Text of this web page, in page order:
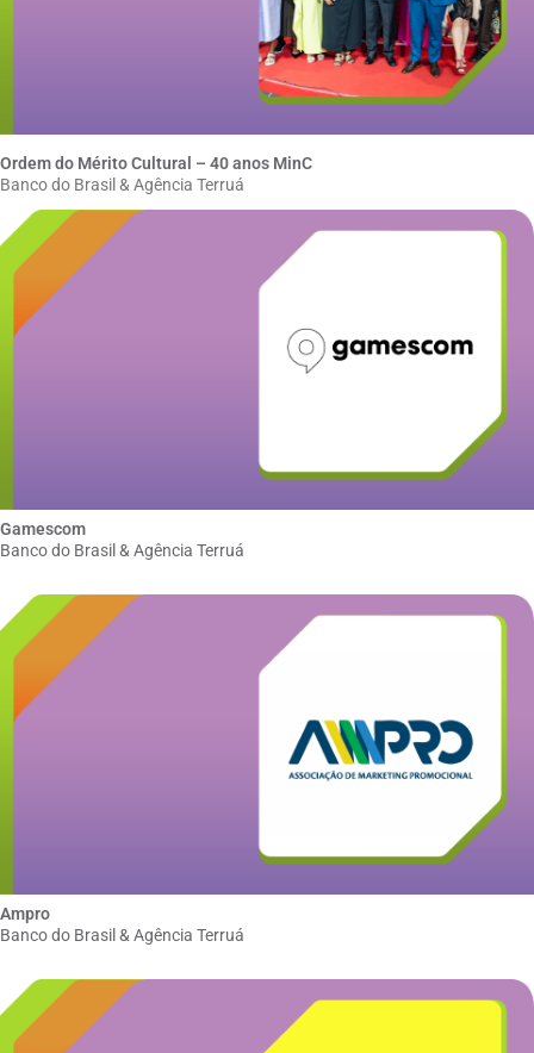
Ordem do Mérito Cultural – 40 anos MinC
Banco do Brasil & Agência Terruá
Gamescom
Banco do Brasil & Agência Terruá
Ampro
Banco do Brasil & Agência Terruá